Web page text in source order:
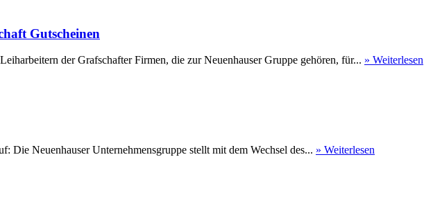
Gutscheinen
der Grafschafter Firmen, die zur Neuenhauser Gruppe gehören, für... » Weiterlesen
Die Neuenhauser Unternehmensgruppe stellt mit dem Wechsel des... » Weiterlesen